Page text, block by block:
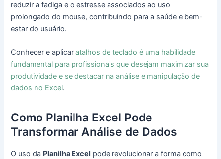
reduzir a fadiga e o estresse associados ao uso
prolongado do mouse, contribuindo para a saúde e bem-
estar do usuário.
Conhecer e aplicaratalhos de teclado é uma habilidade
fundamental para profissionais que desejam maximizar sua
produtividade e se destacar na análise e manipulação de
dados no Excel.
Como Planilha Excel Pode
Transformar Análise de Dados
O uso da Planilha Excel pode revolucionar a forma como